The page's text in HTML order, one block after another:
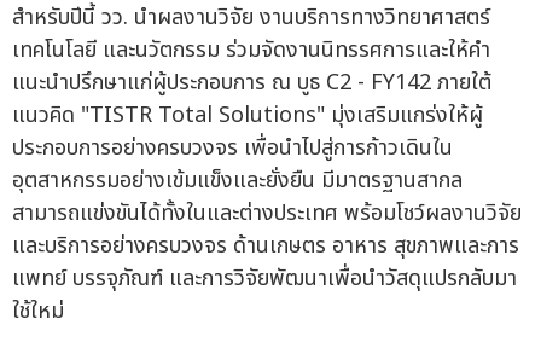
สำหรับปีนี้ วว. นำผลงานวิจัย งานบริการทางวิทยาศาสตร์
เทคโนโลยี และนวัตกรรม ร่วมจัดงานนิทรรศการและให้คำ
แนะนำปรึกษาแก่ผู้ประกอบการ ณ บูธ C2 - FY142 ภายใต้
แนวคิด "TISTR Total Solutions" มุ่งเสริมแกร่งให้ผู้
ประกอบการอย่างครบวงจร เพื่อนำไปสู่การก้าวเดินใน
อุตสาหกรรมอย่างเข้มแข็งและยั่งยืน มีมาตรฐานสากล
สามารถแข่งขันได้ทั้งในและต่างประเทศ พร้อมโชว์ผลงานวิจัย
และบริการอย่างครบวงจร ด้านเกษตร อาหาร สุขภาพและการ
แพทย์ บรรจุภัณฑ์ และการวิจัยพัฒนาเพื่อนำวัสดุแปรกลับมา
ใช้ใหม่